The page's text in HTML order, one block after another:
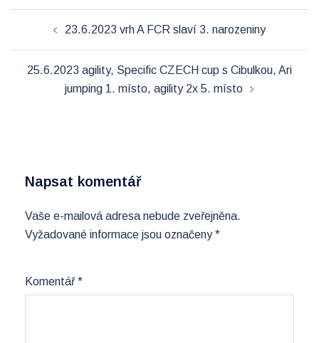
navigation23.6.2023 vrh A FCR slaví 3. narozeniny
25.6.2023 agility, Specific CZECH cup s Cibulkou, Ari
jumping 1. místo, agility 2x 5. místo
Napsat komentář
Vaše e-mailová adresa nebude zveřejněna.
Vyžadované informace jsou označeny*
Komentář *